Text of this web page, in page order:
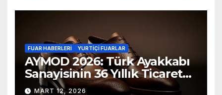
FUAR HABERLERI YURTIÇI FUARLAR
AYMOD 2026: Türk Ayakkabı
Sanayisinin 36 Yıllık Ticaret
Fuarı Kapılarını Açıyor
MART 12, 2026